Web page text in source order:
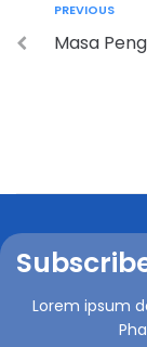
PREVIOUS
Masa
Lorem ipsum